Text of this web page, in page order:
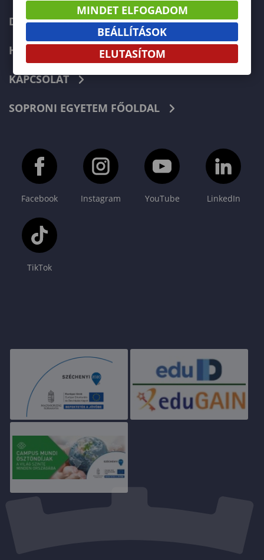
DOKUMENTUMOK
HÍREK
KAPCSOLAT
SOPRONI EGYETEM FŐOLDAL
Facebook Instagram YouTube LinkedIn
TikTok
MINDET ELFOGADOM
BEÁLLÍTÁSOK
ELUTASÍTOM